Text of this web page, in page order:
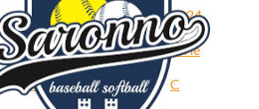
Torneo
"Giancarlo
Bianchi"
2024
Serie
C